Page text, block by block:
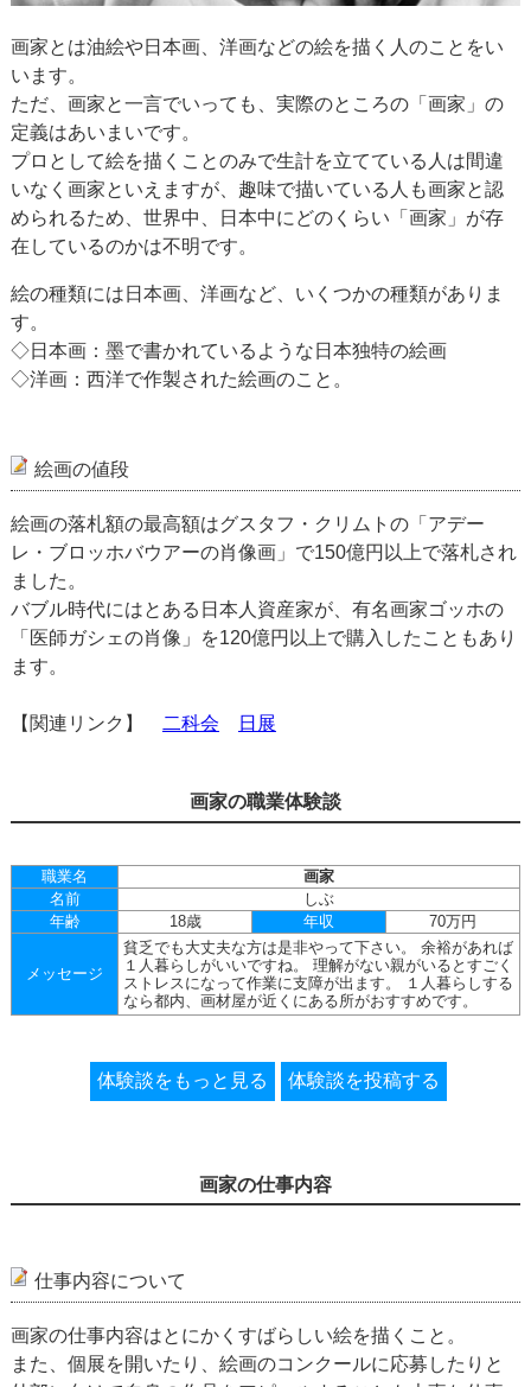
画家とは油絵や日本画、洋画などの絵を描く人のことをい
います。
ただ、画家と一言でいっても、実際のところの「画家」の
定義はあいまいです。
プロとして絵を描くことのみで生計を立てている人は間違
いなく画家といえますが、趣味で描いている人も画家と認
められるため、世界中、日本中にどのくらい「画家」が存
在しているのかは不明です。
絵の種類には日本画、洋画など、いくつかの種類がありま
す。
◇日本画：墨で書かれているような日本独特の絵画
◇洋画：西洋で作製された絵画のこと。
絵画の値段
絵画の落札額の最高額はグスタフ・クリムトの「アデー
レ・ブロッホバウアーの肖像画」で150億円以上で落札され
ました。
バブル時代にはとある日本人資産家が、有名画家ゴッホの
「医師ガシェの肖像」を120億円以上で購入したこともあり
ます。
【関連リンク】 二科会 日展
画家の職業体験談
職業名
画家
名前
しぶ
年齢
18歳 年収 70万円
メッセージ
貧乏でも大丈夫な方は是非やって下さい。 余裕があれば
１人暮らしがいいですね。 理解がない親がいるとすごく
ストレスになって作業に支障が出ます。 １人暮らしする
なら都内、画材屋が近くにある所がおすすめです。
体験談をもっと見る 体験談を投稿する
画家の仕事内容
仕事内容について
画家の仕事内容はとにかくすばらしい絵を描くこと。
また、個展を開いたり、絵画のコンクールに応募したりと